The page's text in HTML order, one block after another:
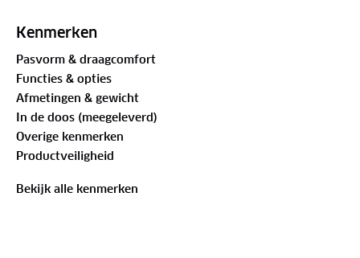
ergonomisch gevormd. De stoel is voorzien van een
stevigheid. De stoel heeft een extra brede zit.
Ingeklapt is deze stoel zeer compact en daardoor
gemakkelijk mee te nemen. Maximale belasting: 200
kilogram!
Kenmerken
Pasvorm & draagcomfort
Functies & opties
Afmetingen & gewicht
In de doos (meegeleverd)
Overige kenmerken
Productveiligheid
Bekijk alle kenmerken